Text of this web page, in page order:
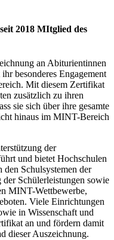
2018 MItglied des
an Abiturientinnen
besonderes Engagement
Mit diesem Zertifikat
zusätzlich zu ihren
sie sich über ihre gesamte
hinaus im MINT-Bereich
der
und bietet Hochschulen
Schulsystemen der
Schülerleistungen sowie
MINT-Wettbewerbe,
Viele Einrichtungen
in Wissenschaft und
an und fördern damit
dieser Auszeichnung.